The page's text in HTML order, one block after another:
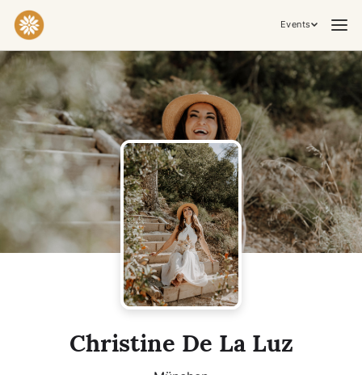
Events
Praktiken & Inneres Arbeiten
Yoga
Meditation
Breathwork
Embodiment
Tantra
Zeremonie, Musik & Bewegung
Kirtan
Sound Healing
Kakaozeremonie
Christine De La Luz